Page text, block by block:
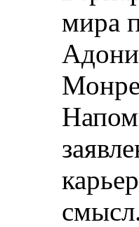
мира